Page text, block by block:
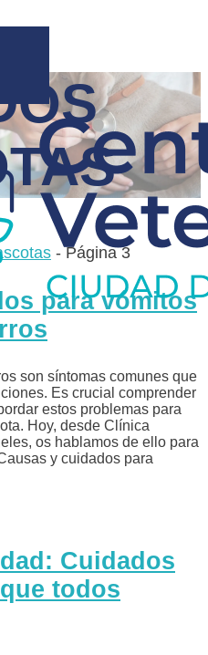
-Página 3
para vómitos
son síntomas comunes que
Es crucial comprender
estos problemas para
Hoy, desde Clínica
os hablamos de ello para
y cuidados para
Cuidados
todos